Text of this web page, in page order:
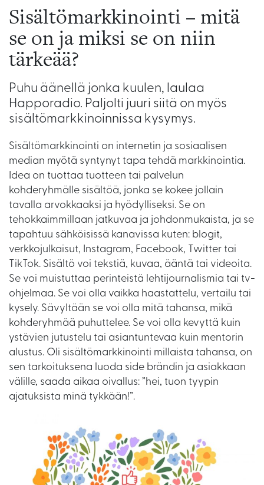
Sisältömarkkinointi – mitä
se on ja miksi se on niin
tärkeää?
Puhu äänellä jonka kuulen, laulaa
Happoradio. Paljolti juuri siitä on myös
sisältömarkkinoinnissa kysymys.
Sisältömarkkinointi on internetin ja sosiaalisen
median myötä syntynyt tapa tehdä markkinointia.
Idea on tuottaa tuotteen tai palvelun
kohderyhmälle sisältöä, jonka se kokee jollain
tavalla arvokkaaksi ja hyödylliseksi. Se on
tehokkaimmillaan jatkuvaa ja johdonmukaista, ja se
tapahtuu sähköisissä kanavissa kuten: blogit,
verkkojulkaisut, Instagram, Facebook, Twitter tai
TikTok. Sisältö voi tekstiä, kuvaa, ääntä tai videoita.
Se voi muistuttaa perinteistä lehtijournalismia tai tv-
ohjelmaa. Se voi olla vaikka haastattelu, vertailu tai
kysely. Sävyltään se voi olla mitä tahansa, mikä
kohderyhmää puhuttelee. Se voi olla kevyttä kuin
ystävien jutustelu tai asiantuntevaa kuin mentorin
alustus. Oli sisältömarkkinointi millaista tahansa, on
sen tarkoituksena luoda side brändin ja asiakkaan
välille, saada aikaa oivallus: ”hei, tuon tyypin
ajatuksista minä tykkään!”.